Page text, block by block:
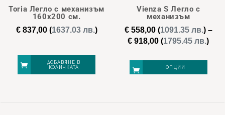
Toria Легло с механизъм
160х200 см.
€837,00(1637.03 лв.)
ДОБАВЯНЕ В
КОЛИЧКАТА
Vienza S Легло с
механизъм
€558,00(1091.35 лв.) –
€ 918,00 (1795.45 лв.)
ОПЦИИ